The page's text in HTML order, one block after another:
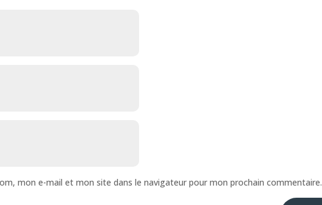
mon e-mail et mon site dans le navigateur pour mon prochain commentaire.